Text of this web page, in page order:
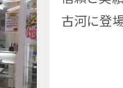
古河に登場